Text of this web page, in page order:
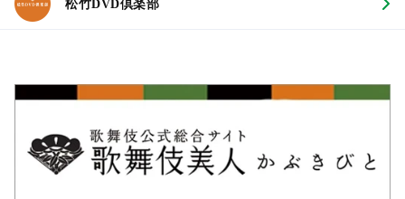
松竹DVD倶楽部